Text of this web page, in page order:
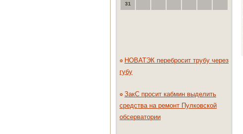
31
НОВАТЭК перебросит трубу через
губу
ЗакС просит кабмин выделить
средства на ремонт Пулковской
обсерватории